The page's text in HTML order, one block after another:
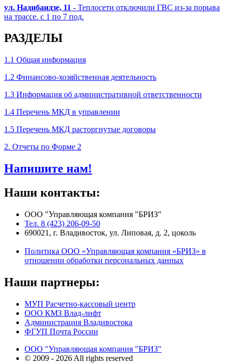
ул. Надибаидзе, 11 - Теплосети отключили ГВС из-за порыва
на трассе. с 1 по 7 под.
РАЗДЕЛЫ
1.1 Общая информация
1.2 Финансово-хозяйственная деятельность
1.3 Информация об административной ответственности
1.4 Перечень МКД в управлении
1.5 Перечень МКД расторгнутые договоры
2. Отчеты по Форме 2
Напишите нам!
Наши контакты:
ООО "Управляющая компания "БРИЗ"
Тел. 8 (423) 206-09-50
690021, г. Владивосток, ул. Липовая, д. 2, цоколь
Политика ООО «Управляющая компания «БРИЗ» в
отношении обработки персональных данных
Наши партнеры:
МУП Расчетно-кассовый центр
ООО КМЗ Влад-лифт
Администрация Владивостока
ФГУП Почта России
ООО "Управляющая компания "БРИЗ"
© 2009 - 2026 All rights reserved